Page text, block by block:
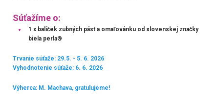
Súťažíme o:
1 x balíček zubných pást a omaľovánku od slovenskej značky
biela perla®
Trvanie súťaže: 29.5. - 5. 6. 2026
Vyhodnotenie súťaže: 6. 6. 2026
Výherca: M. Machava, gratulujeme!